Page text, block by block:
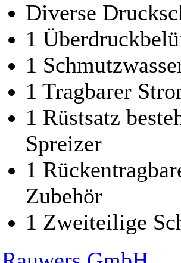
Diverse
1
1
1 Tragbarer
1 Rüstsatz
Spreizer
1
Zubehör
1 Zweiteilige